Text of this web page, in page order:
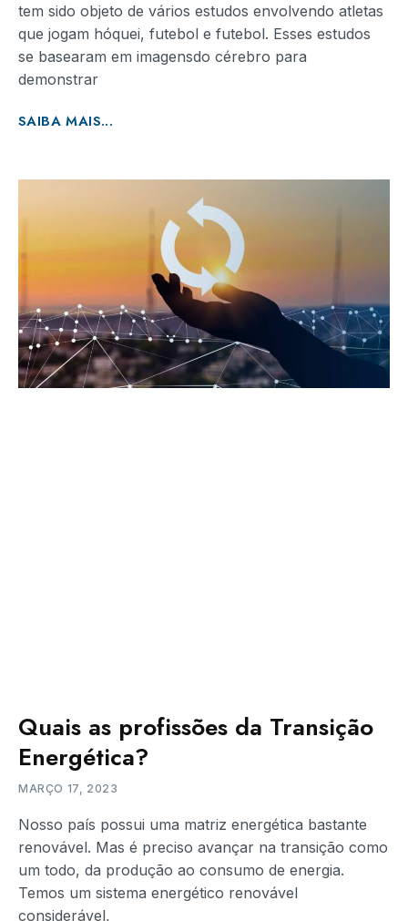
tem sido objeto de vários estudos envolvendo atletas
que jogam hóquei, futebol e futebol. Esses estudos
se basearam em imagensdo cérebro para
demonstrar
SAIBA MAIS...
Quais as profissões da Transição
Energética?
MARÇO 17, 2023
Nosso país possui uma matriz energética bastante
renovável. Mas é preciso avançar na transição como
um todo, da produção ao consumo de energia.
Temos um sistema energético renovável
considerável,